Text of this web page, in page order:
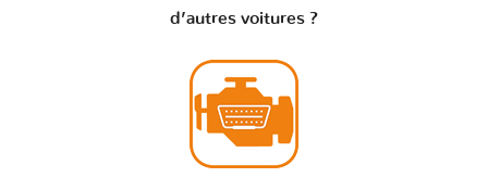
d’autres voitures ?